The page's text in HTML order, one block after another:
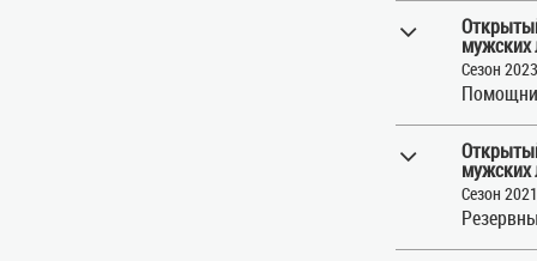
мужских
Сезон
мужских
Сезон